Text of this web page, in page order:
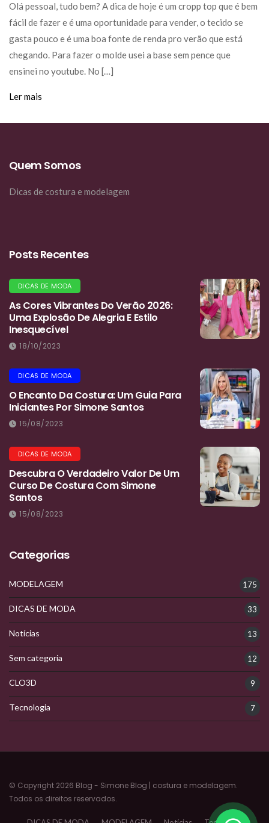
Olá pessoal, tudo bem? A dica de hoje é um cropp top que é bem
fácil de fazer e é uma oportunidade para vender, o tecido se
gasta pouco e é uma boa fonte de renda pro verão que está
chegando. Para fazer o molde usei a base sem pence que
ensinei no youtube. No […]
Ler mais
Quem Somos
Dicas de costura e modelagem
Posts Recentes
DICAS DE MODA
As Cores Vibrantes Do Verão 2026:
Uma Explosão De Alegria E Estilo
Inesquecível
18/10/2023
DICAS DE MODA
O Encanto Da Costura: Um Guia Para
Iniciantes Por Simone Santos
15/08/2023
DICAS DE MODA
Descubra O Verdadeiro Valor De Um
Curso De Costura Com Simone
Santos
15/08/2023
Categorias
MODELAGEM 175
DICAS DE MODA 33
Notícias 13
Sem categoria 12
CLO3D 9
Tecnologia 7
© Copyright 2026 Blog - Simone Blog | costura e modelagem.
Todos os direitos reservados.